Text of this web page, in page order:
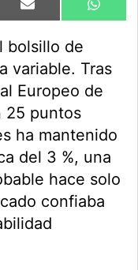
Compartir
en
Email
en
bolsillo de
variable. Tras
Europeo de
25 puntos
ha mantenido
del 3 %, una
hace solo
confiaba